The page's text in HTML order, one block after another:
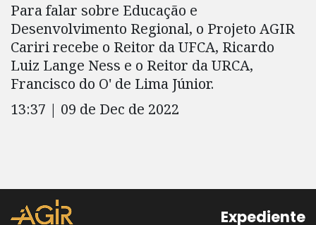
Para falar sobre Educação e
Desenvolvimento Regional, o Projeto AGIR
Cariri recebe o Reitor da UFCA, Ricardo
Luiz Lange Ness e o Reitor da URCA,
Francisco do O' de Lima Júnior.
13:37 | 09 de Dec de 2022
Expediente